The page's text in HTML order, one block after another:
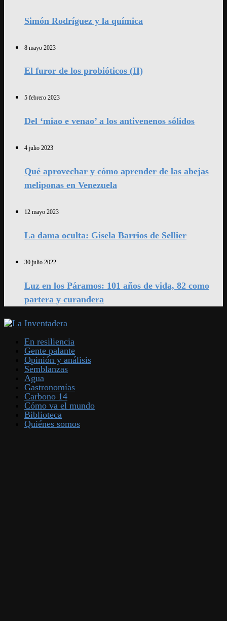
Simón Rodríguez y la química
8 mayo 2023
El furor de los probióticos (II)
5 febrero 2023
Del ‘miao e venao’ a los antivenenos sólidos
4 julio 2023
Qué aprovechar y cómo aprender de las abejas
meliponas en Venezuela
12 mayo 2023
La dama oculta: Gisela Barrios de Sellier
30 julio 2022
Luz en los Páramos: 101 años de vida, 82 como
partera y curandera
En resiliencia
Gente palante
Opinión y análisis
Semblanzas
Agua
Gastronomías
Carbono 14
Cómo va el mundo
Biblioteca
Quiénes somos